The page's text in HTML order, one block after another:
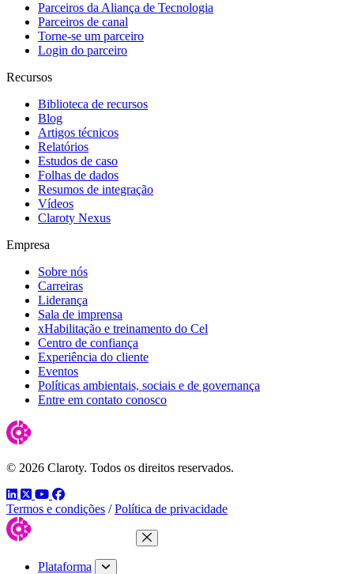
Parceiros da Aliança de Tecnologia
Parceiros de canal
Torne-se um parceiro
Login do parceiro
Recursos
Biblioteca de recursos
Blog
Artigos técnicos
Relatórios
Estudos de caso
Folhas de dados
Resumos de integração
Vídeos
Claroty Nexus
Empresa
Sobre nós
Carreiras
Liderança
Sala de imprensa
xHabilitação e treinamento do Cel
Centro de confiança
Experiência do cliente
Eventos
Políticas ambientais, sociais e de governança
Entre em contato conosco
© 2026 Claroty. Todos os direitos reservados.
LinkedIn
TwitterYouTube
Facebook
Termos e condições / Política de privacidade
Fechar menu
Plataforma